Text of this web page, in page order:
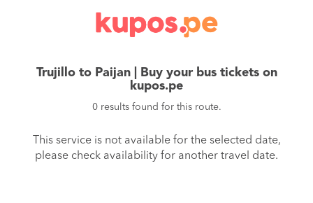
Trujillo to Paijan | Buy your bus tickets on
kupos.pe
0 results found for this route.
This service is not available for the selected date,
please check availability for another travel date.